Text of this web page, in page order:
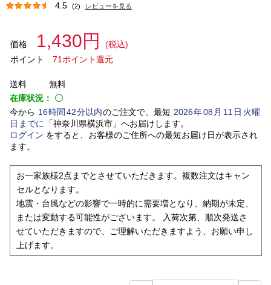
4.5 (2) レビューを見る
価格 1,430円
(税込)
ポイント
71ポイント還元
送料
無料
在庫状況： 〇
今から 16時間 42分以内のご注文で、最短 2026年08 月 11 日火曜
日 までに 「神奈川県横浜市」 へお届けします。
ログイン をすると、お客様のご住所への最短お届け日が表示され
ます。
お一家族様2点までとさせていただきます。複数注文はキャン
セルとなります。
地震・台風などの影響で一時的に需要増となり、納期が未定、
または変動する可能性がございます。 入荷次第、順次発送さ
せていただきますので、ご理解いただきますよう、お願い申し
上げます。